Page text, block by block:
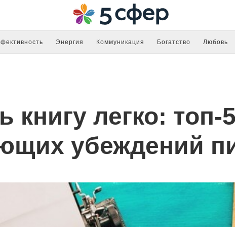
Энергия Коммуникация Богатство Любовь
книгу легко: топ-5
убеждений